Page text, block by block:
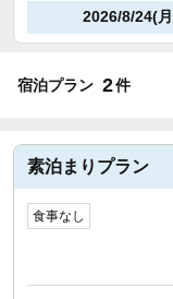
2026/8/24(
宿泊プラン 2件
素泊まりプラン
食事なし